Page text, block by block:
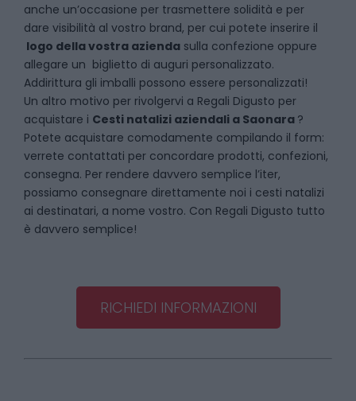
anche un’occasione per trasmettere solidità e per
dare visibilità al vostro brand, per cui potete inserire il
logo della vostra azienda sulla confezione oppure
allegare un biglietto di auguri personalizzato.
Addirittura gli imballi possono essere personalizzati!
Un altro motivo per rivolgervi a Regali Digusto per
acquistare i Cesti natalizi aziendali a Saonara ?
Potete acquistare comodamente compilando il form:
verrete contattati per concordare prodotti, confezioni,
consegna. Per rendere davvero semplice l’iter,
possiamo consegnare direttamente noi i cesti natalizi
ai destinatari, a nome vostro. Con Regali Digusto tutto
è davvero semplice!
RICHIEDI INFORMAZIONI